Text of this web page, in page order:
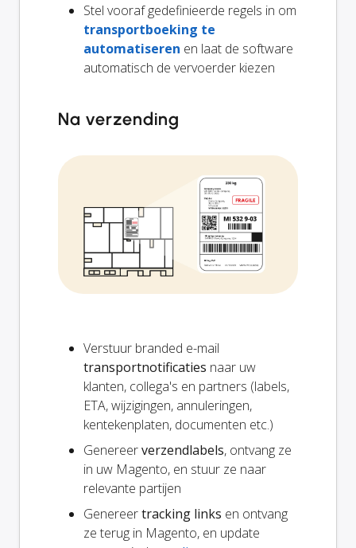
Stel vooraf gedefinieerde regels in om
transportboeking te
automatiseren en laat de software
automatisch de vervoerder kiezen
Na verzending
Verstuur branded e-mail
transportnotificaties naar uw
klanten, collega's en partners (labels,
ETA, wijzigingen, annuleringen,
kentekenplaten, documenten etc.)
Genereerverzendlabels, ontvang ze
in uw Magento, en stuur ze naar
relevante partijen
Genereertracking links en ontvang
ze terug in Magento, en update